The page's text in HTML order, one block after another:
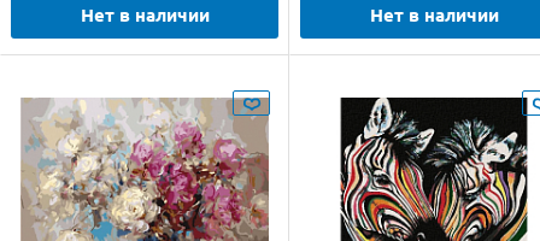
Нет в наличии Нет в наличии